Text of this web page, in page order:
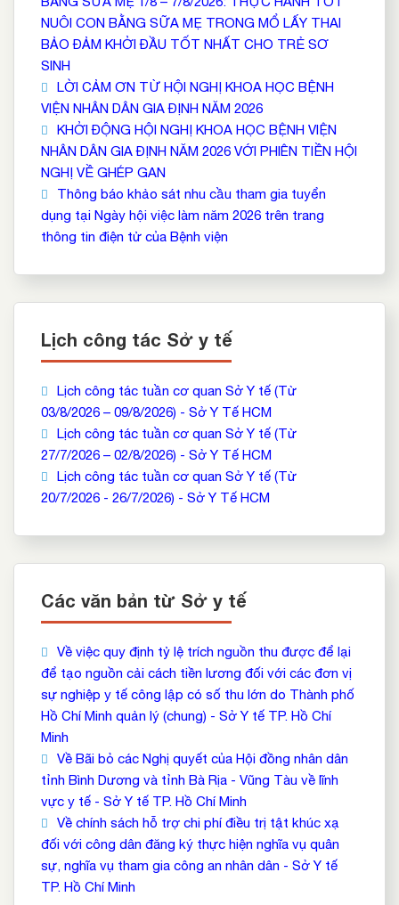
NUÔI CON BẰNG SỮA MẸ TRONG MỔ LẤY THAI
BẢO ĐẢM KHỞI ĐẦU TỐT NHẤT CHO TRẺ SƠ
SINH
LỜI CẢM ƠN TỪ HỘI NGHỊ KHOA HỌC BỆNH
VIỆN NHÂN DÂN GIA ĐỊNH NĂM 2026
KHỞI ĐỘNG HỘI NGHỊ KHOA HỌC BỆNH VIỆN
NHÂN DÂN GIA ĐỊNH NĂM 2026 VỚI PHIÊN TIỀN HỘI
NGHỊ VỀ GHÉP GAN
Thông báo khảo sát nhu cầu tham gia tuyển
dụng tại Ngày hội việc làm năm 2026 trên trang
thông tin điện tử của Bệnh viện
Lịch công tác Sở y tế
Lịch công tác tuần cơ quan Sở Y tế (Từ
03/8/2026 – 09/8/2026) - Sở Y Tế HCM
Lịch công tác tuần cơ quan Sở Y tế (Từ
27/7/2026 – 02/8/2026) - Sở Y Tế HCM
Lịch công tác tuần cơ quan Sở Y tế (Từ
20/7/2026 - 26/7/2026) - Sở Y Tế HCM
Các văn bản từ Sở y tế
Về việc quy định tỷ lệ trích nguồn thu được để lại
để tạo nguồn cải cách tiền lương đối với các đơn vị
sự nghiệp y tế công lập có số thu lớn do Thành phố
Hồ Chí Minh quản lý (chung) - Sở Y tế TP. Hồ Chí
Minh
Về Bãi bỏ các Nghị quyết của Hội đồng nhân dân
tỉnh Bình Dương và tỉnh Bà Rịa - Vũng Tàu về lĩnh
vực y tế - Sở Y tế TP. Hồ Chí Minh
Về chính sách hỗ trợ chi phí điều trị tật khúc xạ
đối với công dân đăng ký thực hiện nghĩa vụ quân
sự, nghĩa vụ tham gia công an nhân dân - Sở Y tế
TP. Hồ Chí Minh